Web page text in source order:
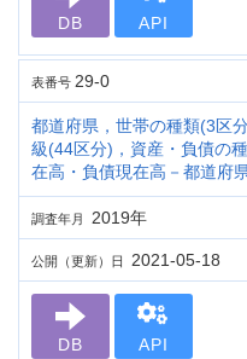
DB API
表番号 29-0
都道府県，世帯の種類(3区
級(44区分)，資産・負債の
在高・負債現在高－都道府
調査年月 2019年
公開（更新）日 2021-05-18
DB API